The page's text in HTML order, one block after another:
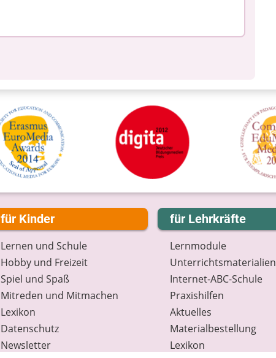
für Kinder
Lernen und Schule
Hobby und Freizeit
Spiel und Spaß
Mitreden und Mitmachen
Lexikon
Datenschutz
Newsletter
für Lehrkräfte
Lernmodule
Unterrichts­materialien
Internet-ABC-Schule
Praxishilfen
Aktuelles
Materialbestellung
Lexikon